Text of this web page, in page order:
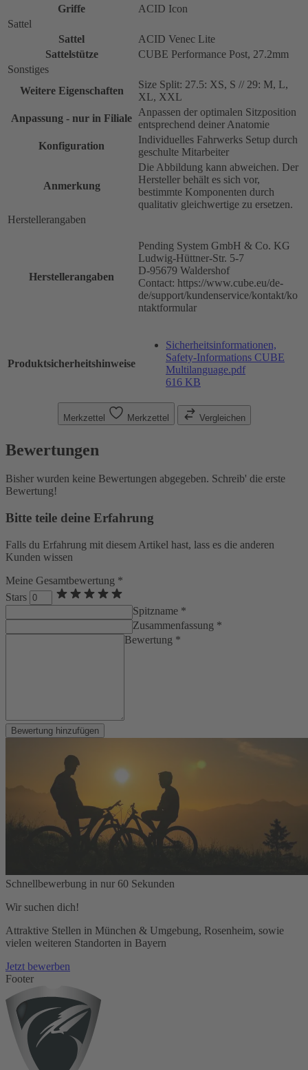
Griffe
ACID Icon
Sattel
Sattel
ACID Venec Lite
Sattelstütze
CUBE Performance Post, 27.2mm
Sonstiges
Weitere Eigenschaften
Size Split: 27.5: XS, S // 29: M, L,
XL, XXL
Anpassung - nur in Filiale
Anpassen der optimalen Sitzposition
entsprechend deiner Anatomie
Konfiguration
Individuelles Fahrwerks Setup durch
geschulte Mitarbeiter
Anmerkung
Die Abbildung kann abweichen. Der
Hersteller behält es sich vor,
bestimmte Komponenten durch
qualitativ gleichwertige zu ersetzen.
Herstellerangaben
Herstellerangaben
Pending System GmbH & Co. KG
Ludwig-Hüttner-Str. 5-7
D-95679 Waldershof
Contact: https://www.cube.eu/de-
de/support/kundenservice/kontakt/ko
ntaktformular
Produktsicherheitshinweise
Sicherheitsinformationen,
Safety-Informations CUBE
Multilanguage.pdf
616 KB
Merkzettel Merkzettel Vergleichen
Bewertungen
Bisher wurden keine Bewertungen abgegeben. Schreib' die erste
Bewertung!
Bitte teile deine Erfahrung
Falls du Erfahrung mit diesem Artikel hast, lass es die anderen
Kunden wissen
Meine Gesamtbewertung *
Stars
Spitzname *
Zusammenfassung *
Bewertung *
Bewertung hinzufügen
Schnellbewerbung in nur 60 Sekunden
Wir suchen dich!
Attraktive Stellen in München & Umgebung, Rosenheim, sowie
vielen weiteren Standorten in Bayern
Jetzt bewerben
Footer